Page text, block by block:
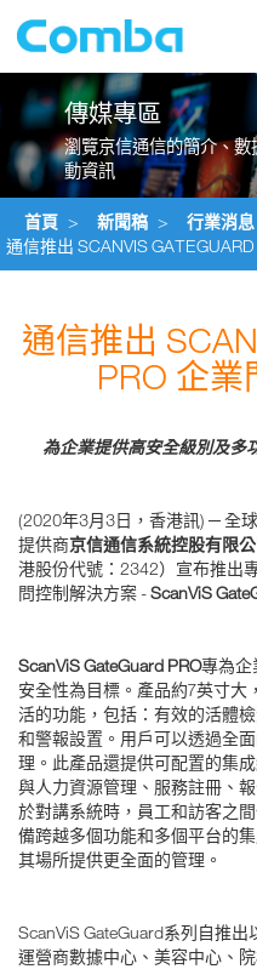
傳媒專區
瀏覽京信通信的簡介、
動資訊
首頁 > 新聞稿 > 行業消息
通信推出 SCANVIS
通信推出
PRO 企
為企業提供高安全級別及多
(2020年3月3日，香港訊) ─ 全
提供商京信通信系統控股有限
港股份代號：2342）宣布推出
問控制解決方案 -ScanViS
ScanViS GateGuard PRO專為企
安全性為目標。產品約7英寸大
活的功能，包括：有效的活體
和警報設置。用戶可以透過全
理。此產品還提供可配置的集
與人力資源管理、服務註冊、
於對講系統時，員工和訪客之
備跨越多個功能和多個平台的
其場所提供更全面的管理。
ScanViS GateGuard系列自推
運營商數據中心、美容中心、